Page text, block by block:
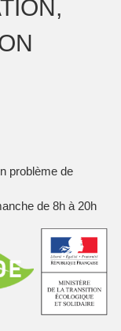
problème de
de 8h à 20h